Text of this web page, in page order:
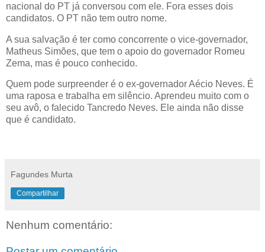
nacional do PT já conversou com ele. Fora esses dois
candidatos. O PT não tem outro nome.
A sua salvação é ter como concorrente o vice-governador,
Matheus Simões, que tem o apoio do governador Romeu
Zema, mas é pouco conhecido.
Quem pode surpreender é o ex-governador Aécio Neves. É
uma raposa e trabalha em silêncio. Aprendeu muito com o
seu avô, o falecido Tancredo Neves. Ele ainda não disse
que é candidato.
Fagundes Murta
Compartilhar
Nenhum comentário: